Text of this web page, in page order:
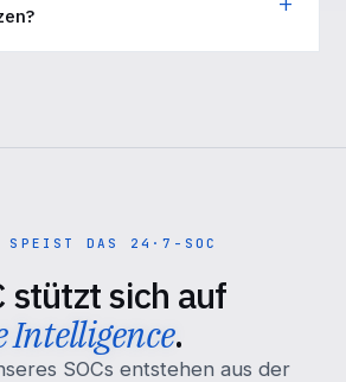
SPEIST DAS 24·7-SOC
stützt sich auf
.
SOCs entstehen aus der